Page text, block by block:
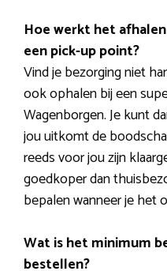
Hoe werkt het
een pick-up point?
Vind je bezorging niet
ook ophalen bij een
Wagenborgen. Je kunt
jou uitkomt de
reeds voor jou zijn
goedkoper dan
bepalen wanneer je het
Wat is het minimum
bestellen?